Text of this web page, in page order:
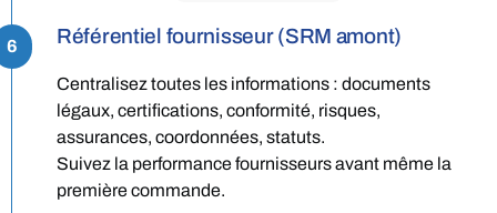
Référentiel fournisseur (SRM amont)
6
Centralisez toutes les informations : documents
légaux, certifications, conformité, risques,
assurances, coordonnées, statuts.
Suivez la performance fournisseurs avant même la
première commande.